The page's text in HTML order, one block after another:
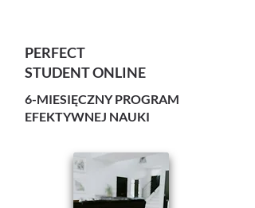
PERFECT
STUDENT ONLINE
6-MIESIĘCZNY PROGRAM
EFEKTYWNEJ NAUKI